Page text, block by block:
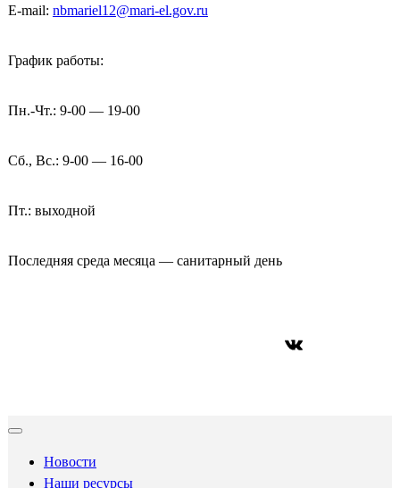
E-mail: nbmariel12@mari-el.gov.ru
График работы:
Пн.-Чт.: 9-00 — 19-00
Сб., Вс.: 9-00 — 16-00
Пт.: выходной
Последняя среда месяца — санитарный день
ВКонтакте
Новости
Наши ресурсы